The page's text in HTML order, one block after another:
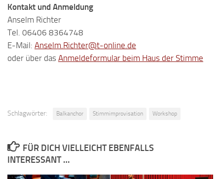
Kontakt und Anmeldung
Anselm Richter
Tel. 06406 8364748
E-Mail: Anselm.Richter@t-online.de
oder über das Anmeldeformular beim Haus der Stimme
Schlagwörter: Balkanchor Stimmimprovisation Workshop
FÜR DICH VIELLEICHT EBENFALLS
INTERESSANT …